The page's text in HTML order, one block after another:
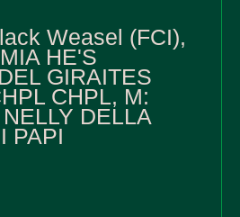
Weasel (FCI),
HE'S
GIRAITES
CHPL, M:
DELLA
PAPI